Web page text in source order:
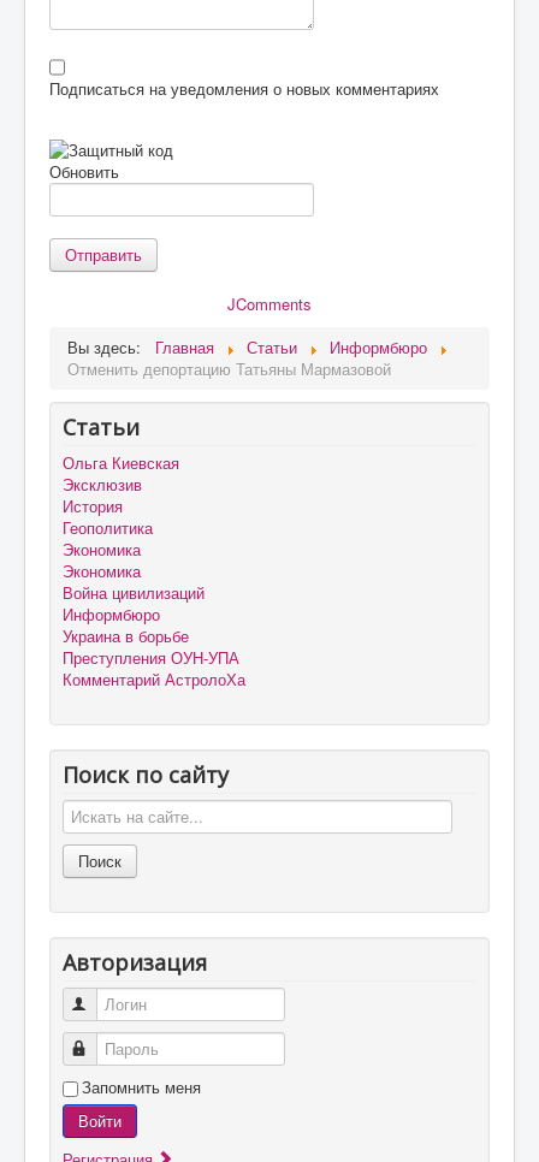
Подписаться на уведомления о новых комментариях
Обновить
Отправить
JComments
Вы здесь:
Главная Статьи
Информбюро
Отменить депортацию Татьяны Мармазовой
Статьи
Ольга Киевская
Эксклюзив
История
Геополитика
Экономика
Экономика
Война цивилизаций
Информбюро
Украина в борьбе
Преступления ОУН-УПА
Комментарий АстролоХа
Поиск по сайту
Авторизация
Логин
Пароль
Запомнить меня
Войти